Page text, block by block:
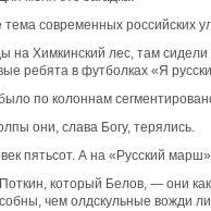
современных российских
на Химкинский лес, там
ребята в футболках «Я
по колоннам
они, слава Богу, терялись.
пятьсот. А на «Русский
который Белов, — они
чем олдскульные вожди